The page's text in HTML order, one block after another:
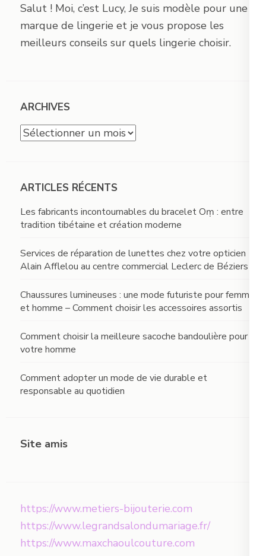
Salut ! Moi, c’est Lucy, Je suis modèle pour une
marque de lingerie et je vous propose les
meilleurs conseils sur quels lingerie choisir.
ARCHIVES
Archives
ARTICLES RÉCENTS
Les fabricants incontournables du bracelet Oṃ : entre
tradition tibétaine et création moderne
Services de réparation de lunettes chez votre opticien
Alain Afflelou au centre commercial Leclerc de Béziers
Chaussures lumineuses : une mode futuriste pour femme
et homme – Comment choisir les accessoires assortis
Comment choisir la meilleure sacoche bandoulière pour
votre homme
Comment adopter un mode de vie durable et
responsable au quotidien
Site amis
https://www.metiers-bijouterie.com
https://www.legrandsalondumariage.fr/
https://www.maxchaoulcouture.com